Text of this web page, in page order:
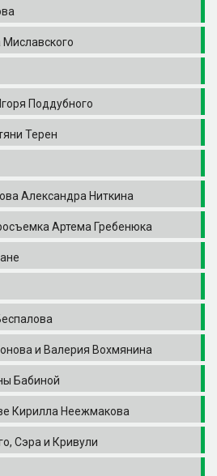
Поддубного
Терен
Александра Ниткина
Артема Гребенюка
и Валерия Вохмянина
Бабиной
Кирилла Неежмакова
Сэра и Кривули